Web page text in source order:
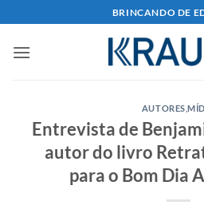
to
content
BRINCANDO DE
AUTORES ,
Entrevista de
autor do livro
para o Bom Dia